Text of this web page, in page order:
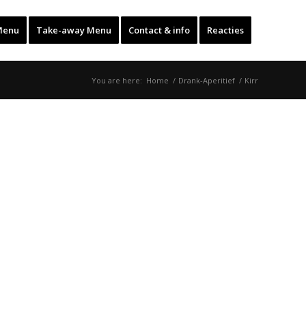
Take-away Menu Contact & info Reacties
You are here: Home / Drank-Aperitief / Kirr